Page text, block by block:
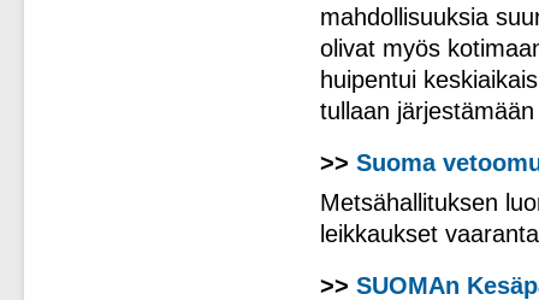
mahdollisuuksia
olivat myös
huipentui
tullaan
>> Suoma
Metsähallituksen
leikkaukset
>> SUOMAn